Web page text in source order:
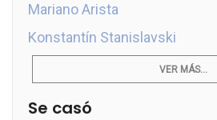
Mariano Arista
Konstantín Stanislavski
VER MÁS...
Se casó